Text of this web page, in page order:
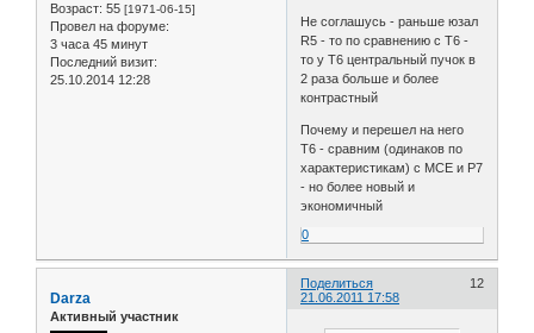
Возраст: 55 [1971-06-15]
Провел на форуме:
3 часа 45 минут
Последний визит:
25.10.2014 12:28
Не соглашусь - раньше юзал
R5 - то по сравнению с Т6 -
то у Т6 центральный пучок в
2 раза больше и более
контрастный
Почему и перешел на него
Т6 - сравним (одинаков по
характеристикам) с МСЕ и Р7
- но более новый и
экономичный
0
Поделиться
12
21.06.2011 17:58
Darza
Активный участник